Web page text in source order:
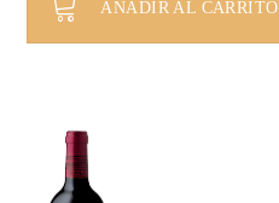
AÑADIR AL CARRITO